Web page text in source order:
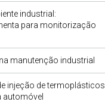
industrial:
para monitorização
manutenção industrial
injeção de termoplásticos
automóvel